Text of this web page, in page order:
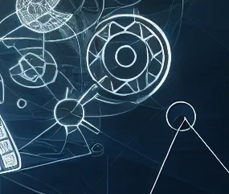
Edukacyjne Zabawki
Koncerty(10)
Kreatywne rozgrywki
Malarstwo (9)
muzyczne(10)
muzyczny (13)
puzzle
Recenzje Gier(10)
Rock, Jazz, Elektronika
Rytmiczne przygody